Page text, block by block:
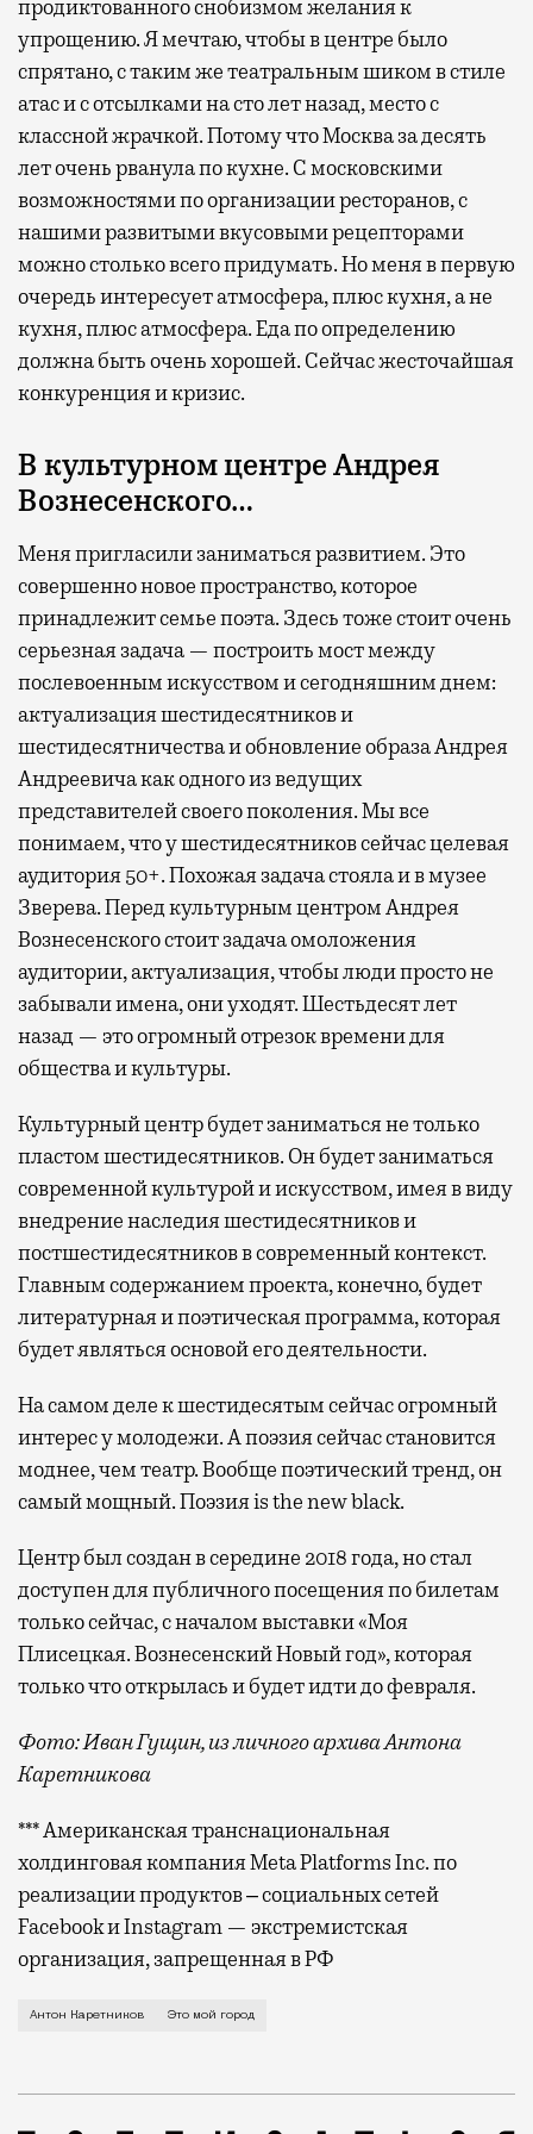
продиктованного снобизмом желания к
упрощению. Я мечтаю, чтобы в центре было
спрятано, с таким же театральным шиком в стиле
атас и с отсылками на сто лет назад, место с
классной жрачкой. Потому что Москва за десять
лет очень рванула по кухне. С московскими
возможностями по организации ресторанов, с
нашими развитыми вкусовыми рецепторами
можно столько всего придумать. Но меня в первую
очередь интересует атмосфера, плюс кухня, а не
кухня, плюс атмосфера. Еда по определению
должна быть очень хорошей. Сейчас жесточайшая
конкуренция и кризис.
В культурном центре Андрея
Вознесенского…
Меня пригласили заниматься развитием. Это
совершенно новое пространство, которое
принадлежит семье поэта. Здесь тоже стоит очень
серьезная задача — построить мост между
послевоенным искусством и сегодняшним днем:
актуализация шестидесятников и
шестидесятничества и обновление образа Андрея
Андреевича как одного из ведущих
представителей своего поколения. Мы все
понимаем, что у шестидесятников сейчас целевая
аудитория 50+. Похожая задача стояла и в музее
Зверева. Перед культурным центром Андрея
Вознесенского стоит задача омоложения
аудитории, актуализация, чтобы люди просто не
забывали имена, они уходят. Шестьдесят лет
назад — это огромный отрезок времени для
общества и культуры.
Культурный центр будет заниматься не только
пластом шестидесятников. Он будет заниматься
современной культурой и искусством, имея в виду
внедрение наследия шестидесятников и
постшестидесятников в современный контекст.
Главным содержанием проекта, конечно, будет
литературная и поэтическая программа, которая
будет являться основой его деятельности.
На самом деле к шестидесятым сейчас огромный
интерес у молодежи. А поэзия сейчас становится
моднее, чем театр. Вообще поэтический тренд, он
самый мощный. Поэзия is the new black.
Центр был создан в середине 2018 года, но стал
доступен для публичного посещения по билетам
только сейчас, с началом выставки «Моя
Плисецкая. Вознесенский Новый год», которая
только что открылась и будет идти до февраля.
Фото: Иван Гущин, из личного архива Антона
Каретникова
*** Американская транснациональная
холдинговая компания Meta Platforms Inc. по
реализации продуктов ‒ социальных сетей
Facebook и Instagram — экстремистская
организация, запрещенная в РФ
Антон Каретников Это мой город